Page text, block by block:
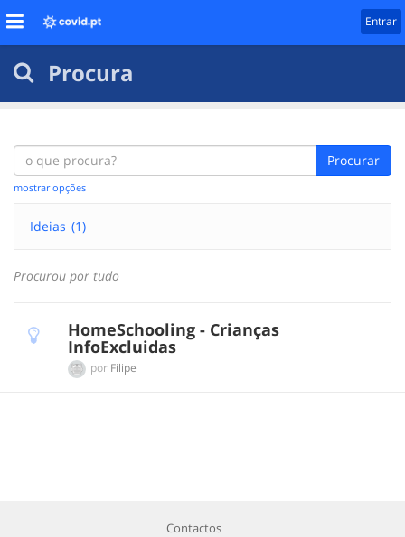
Entrar
Procura
Procurar
mostrar opções
Ideias (1)
Procurou por tudo
HomeSchooling - Crianças
InfoExcluidas
por Filipe
Contactos